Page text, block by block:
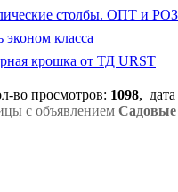
столбы. ОПТ и
эконом класса
крошка от ТД URST
во просмотров: 1098,
с объявлением Садовые